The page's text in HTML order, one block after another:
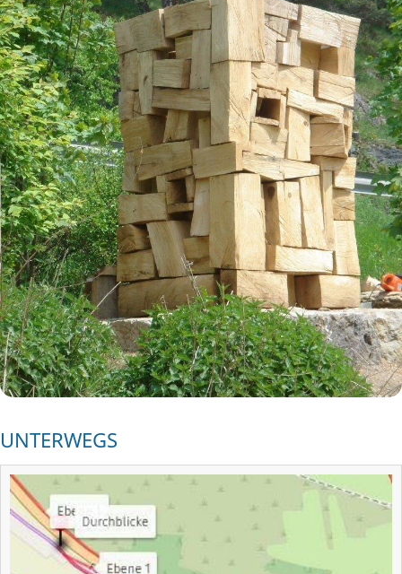
UNTERWEGS